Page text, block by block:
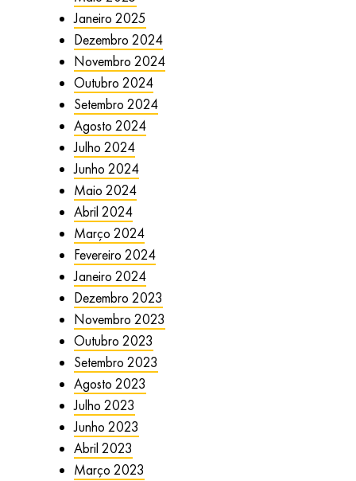
Janeiro 2025
Dezembro 2024
Novembro 2024
Outubro 2024
Setembro 2024
Agosto 2024
Julho 2024
Junho 2024
Maio 2024
Abril 2024
Março 2024
Fevereiro 2024
Janeiro 2024
Dezembro 2023
Novembro 2023
Outubro 2023
Setembro 2023
Agosto 2023
Julho 2023
Junho 2023
Abril 2023
Março 2023